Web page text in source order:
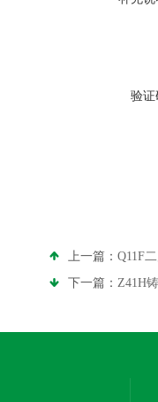
验证
上一篇： Q11F
下一篇： Z41H